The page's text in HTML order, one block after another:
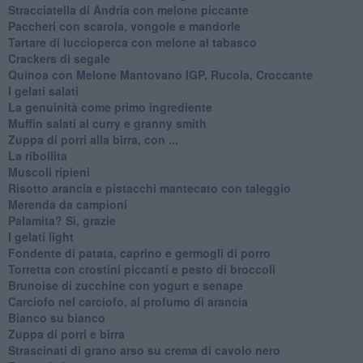
Stracciatella di Andria con melone piccante
Paccheri con scarola, vongole e mandorle
Tartare di luccioperca con melone al tabasco
Crackers di segale
Quinoa con Melone Mantovano IGP, Rucola, Croccante
I gelati salati
La genuinità come primo ingrediente
Muffin salati al curry e granny smith
Zuppa di porri alla birra, con ...
La ribollita
Muscoli ripieni
Risotto arancia e pistacchi mantecato con taleggio
Merenda da campioni
Palamita? Sì, grazie
I gelati light
Fondente di patata, caprino e germogli di porro
Torretta con crostini piccanti e pesto di broccoli
Brunoise di zucchine con yogurt e senape
Carciofo nel carciofo, al profumo di arancia
Bianco su bianco
Zuppa di porri e birra
Strascinati di grano arso su crema di cavolo nero